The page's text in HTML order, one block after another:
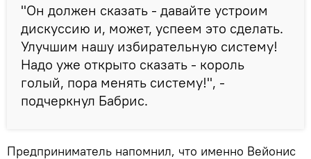
"Он должен сказать - давайте устроим
дискуссию и, может, успеем это сделать.
Улучшим нашу избирательную систему!
Надо уже открыто сказать - король
голый, пора менять систему!", -
подчеркнул Бабрис.
Предприниматель напомнил, что именно Вейонис